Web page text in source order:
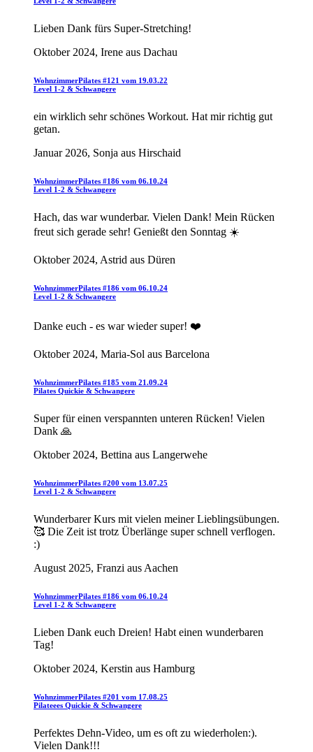
Lieben Dank fürs Super-Stretching!
Oktober 2024, Irene aus Dachau
WohnzimmerPilates #121 vom 19.03.22
Level 1-2 & Schwangere
ein wirklich sehr schönes Workout. Hat mir richtig gut
getan.
Januar 2026, Sonja aus Hirschaid
WohnzimmerPilates #186 vom 06.10.24
Level 1-2 & Schwangere
Hach, das war wunderbar. Vielen Dank! Mein Rücken
freut sich gerade sehr! Genießt den Sonntag ☀️
Oktober 2024, Astrid aus Düren
WohnzimmerPilates #186 vom 06.10.24
Level 1-2 & Schwangere
Danke euch - es war wieder super! ❤️
Oktober 2024, Maria-Sol aus Barcelona
WohnzimmerPilates #185 vom 21.09.24
Pilates Quickie & Schwangere
Super für einen verspannten unteren Rücken! Vielen
Dank 🙏
Oktober 2024, Bettina aus Langerwehe
WohnzimmerPilates #200 vom 13.07.25
Level 1-2 & Schwangere
Wunderbarer Kurs mit vielen meiner Lieblingsübungen.
🥰 Die Zeit ist trotz Überlänge super schnell verflogen.
:)
August 2025, Franzi aus Aachen
WohnzimmerPilates #186 vom 06.10.24
Level 1-2 & Schwangere
Lieben Dank euch Dreien! Habt einen wunderbaren
Tag!
Oktober 2024, Kerstin aus Hamburg
WohnzimmerPilates #201 vom 17.08.25
Pilateees Quickie & Schwangere
Perfektes Dehn-Video, um es oft zu wiederholen:).
Vielen Dank!!!